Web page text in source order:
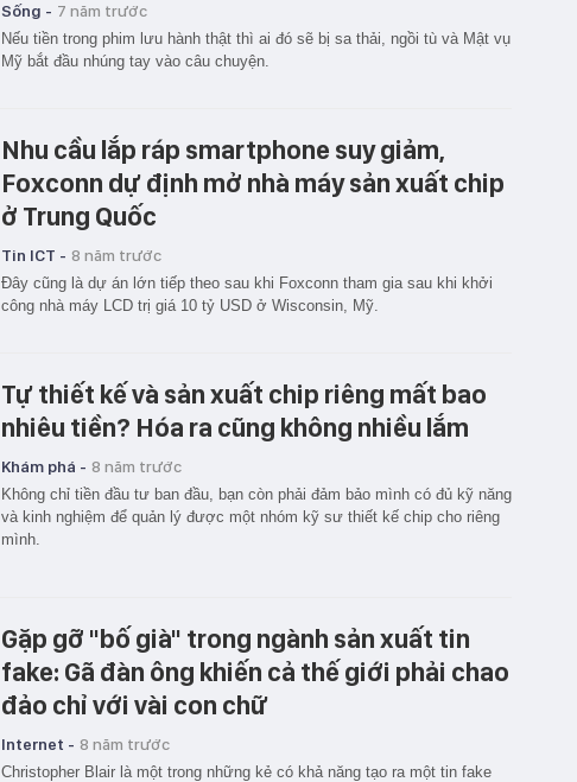
Sống - 7 năm trước
Nếu tiền trong phim lưu hành thật thì ai đó sẽ bị sa thải, ngồi tù và Mật vụ
Mỹ bắt đầu nhúng tay vào câu chuyện.
Nhu cầu lắp ráp smartphone suy giảm,
Foxconn dự định mở nhà máy sản xuất chip
ở Trung Quốc
Tin ICT - 8 năm trước
Đây cũng là dự án lớn tiếp theo sau khi Foxconn tham gia sau khi khởi
công nhà máy LCD trị giá 10 tỷ USD ở Wisconsin, Mỹ.
Tự thiết kế và sản xuất chip riêng mất bao
nhiêu tiền? Hóa ra cũng không nhiều lắm
Khám phá - 8 năm trước
Không chỉ tiền đầu tư ban đầu, bạn còn phải đảm bảo mình có đủ kỹ năng
và kinh nghiệm để quản lý được một nhóm kỹ sư thiết kế chip cho riêng
mình.
Gặp gỡ "bố già" trong ngành sản xuất tin
fake: Gã đàn ông khiến cả thế giới phải chao
đảo chỉ với vài con chữ
Internet - 8 năm trước
Christopher Blair là một trong những kẻ có khả năng tạo ra một tin fake